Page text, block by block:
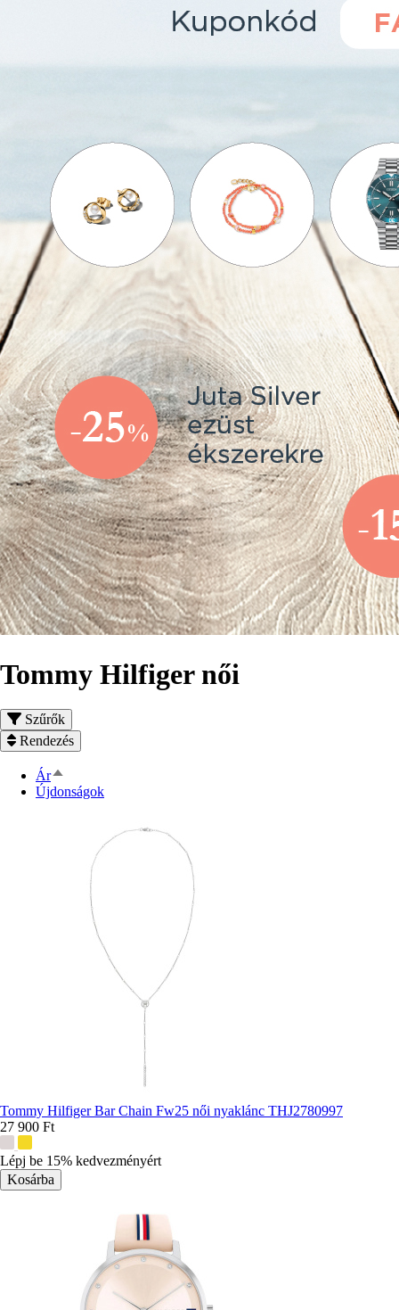
Tommy Hilfiger női
Szűrők
Rendezés
ÁrCsökkenő
rendezés
Újdonságok
Tommy Hilfiger Bar Chain Fw25 női nyaklánc THJ2780997
27 900 Ft
színek:
Lépj be 15% kedvezményért